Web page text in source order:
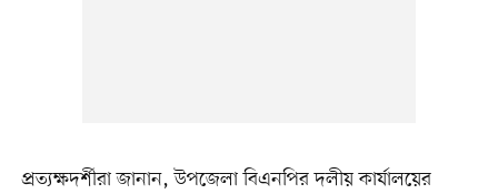
প্রত্যক্ষদর্শীরা জানান, উপজেলা বিএনপির দলীয় কার্যালয়ের